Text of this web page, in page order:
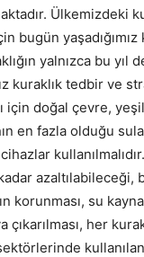
Ülkemizdeki
yalnızca bu yıl
kuraklık tedbir ve
doğal çevre,
en fazla olduğu
azaltılabileceği,
korunması, su
her
kullanılan